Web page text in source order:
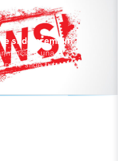
sfide premium
una
le sfide future nel
Herbert Diess si sono
Acquisti e del settore
responsabile vendite e